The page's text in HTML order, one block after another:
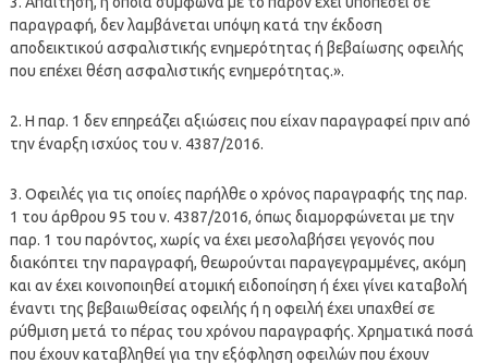
παραγραφή, δεν λαμβάνεται υπόψη κατά την έκδοση
αποδεικτικού ασφαλιστικής ενημερότητας ή βεβαίωσης οφειλής
που επέχει θέση ασφαλιστικής ενημερότητας.».
2. Η παρ. 1 δεν επηρεάζει αξιώσεις που είχαν παραγραφεί πριν από
την έναρξη ισχύος του ν. 4387/2016.
3. Οφειλές για τις οποίες παρήλθε ο χρόνος παραγραφής της παρ.
1 του άρθρου 95 του ν. 4387/2016, όπως διαμορφώνεται με την
παρ. 1 του παρόντος, χωρίς να έχει μεσολαβήσει γεγονός που
διακόπτει την παραγραφή, θεωρούνται παραγεγραμμένες, ακόμη
και αν έχει κοινοποιηθεί ατομική ειδοποίηση ή έχει γίνει καταβολή
έναντι της βεβαιωθείσας οφειλής ή η οφειλή έχει υπαχθεί σε
ρύθμιση μετά το πέρας του χρόνου παραγραφής. Χρηματικά ποσά
που έχουν καταβληθεί για την εξόφληση οφειλών που έχουν